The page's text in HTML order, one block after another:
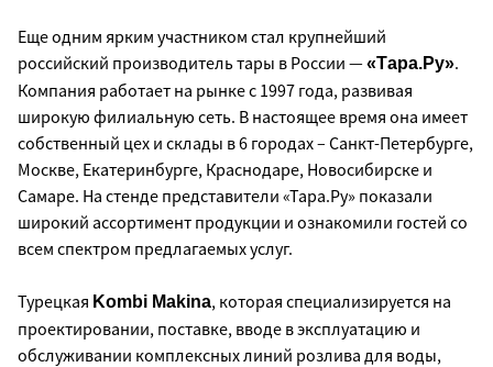
Еще одним ярким участником стал крупнейший
российский производитель тары в России —«Тара.Ру».
Компания работает на рынке с 1997 года, развивая
широкую филиальную сеть. В настоящее время она имеет
собственный цех и склады в 6 городах – Санкт-Петербурге,
Москве, Екатеринбурге, Краснодаре, Новосибирске и
Самаре. На стенде представители «Тара.Ру» показали
широкий ассортимент продукции и ознакомили гостей со
всем спектром предлагаемых услуг.
Турецкая Kombi Makina, которая специализируется на
проектировании, поставке, вводе в эксплуатацию и
обслуживании комплексных линий розлива для воды,